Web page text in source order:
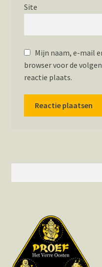
Site
Mijn naam, e-mail
browser voor de
reactie plaats.